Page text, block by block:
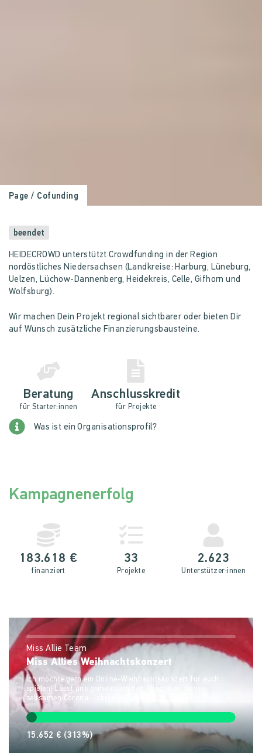
Page / Cofunding
beendet
HEIDECROWD unterstützt Crowdfunding in der Region
nordöstliches Niedersachsen (Landkreise: Harburg, Lüneburg,
Uelzen, Lüchow-Dannenberg, Heidekreis, Celle, Gifhorn und
Wolfsburg).
Wir machen Dein Projekt regional sichtbarer oder bieten Dir
auf Wunsch zusätzliche Finanzierungsbausteine.
Beratung
für Starter:innen
Anschlusskredit
für Projekte
Was ist ein Organisationsprofil?
Kampagnenerfolg
183.618 €
finanziert
33
Projekte
2.623
Unterstütz­er:innen
Miss Allie Team
Miss Allies Weihnachtskonzert
Ich möchte gern ein Online-Weihnachtskonzert für euch
spielen! Lasst uns gemeinsam den Abschluss dieses
seltsamen Corona-Jahres voll andächtig feiern!
15.652 € (313%)